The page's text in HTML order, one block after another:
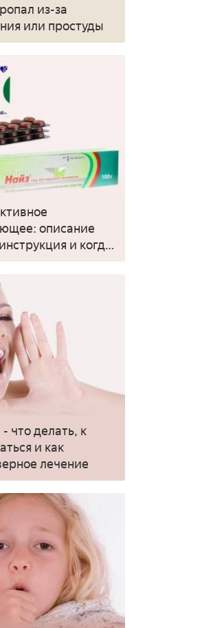
из-за
или простуды
описание
и когда
что делать, к
и как
лечение